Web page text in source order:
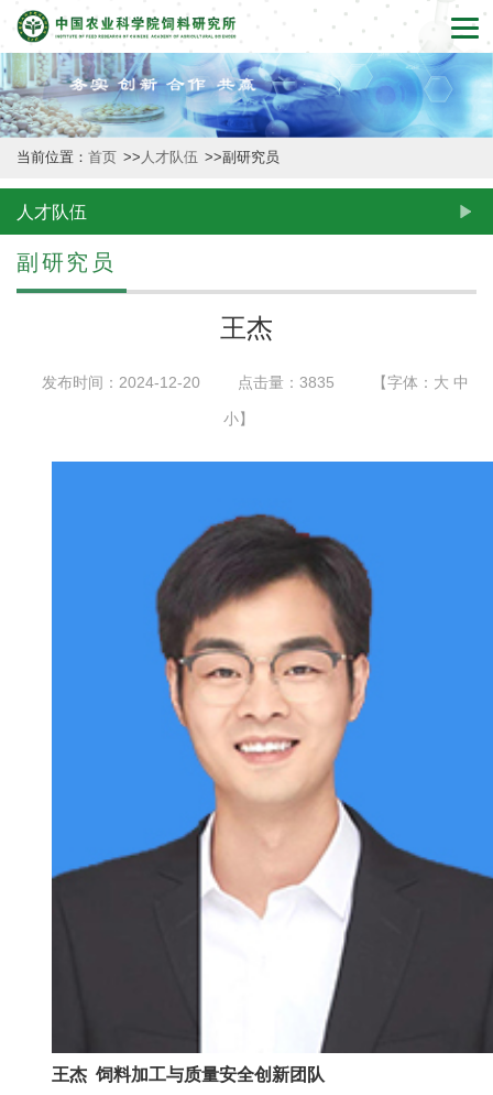
首
页
本
所
概
新
当前位置： 首页 >> 人才队伍 >>副研究员
人才队伍
副研究员
王杰
发布时间：2024-12-20 点击量： 3835 【字体： 大 中
小】
王杰 饲料加工与质量安全创新团队